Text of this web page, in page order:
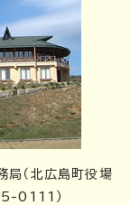
局（北広島町役場
0111）